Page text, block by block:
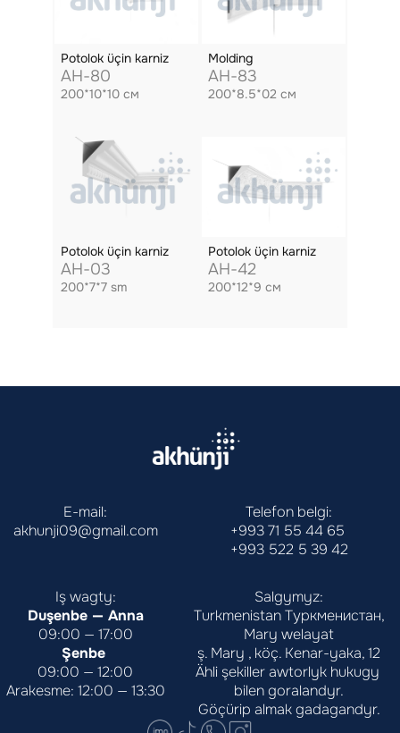
Potolok üçin karniz
AH-80
200*10*10 см
Molding
AH-83
200*8.5*02 см
Potolok üçin karniz
AH-03
200*7*7 sm
Potolok üçin karniz
AH-42
200*12*9 см
E-mail:
akhunji09@gmail.com
Telefon belgi:
+993 71 55 44 65
+993 522 5 39 42
Iş wagty:
Duşenbe — Anna
09:00 — 17:00
Şenbe
09:00 — 12:00
Arakesme: 12:00 — 13:30
Salgymyz:
Turkmenistan Туркменистан,
Mary welayat
ş. Mary , köç. Kenar-yaka, 12
Ähli şekiller awtorlyk hukugy
bilen goralandyr.
Göçürip almak gadagandyr.